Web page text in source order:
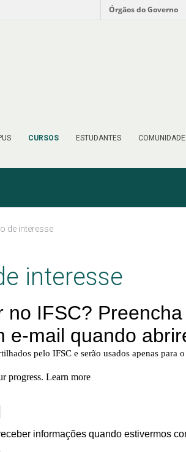
Órgãos do Governo
CURSOS ESTUDANTES COMUNIDADE
de interesse
interesse